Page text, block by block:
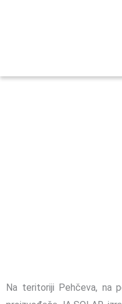
Na teritoriji Pehčeva, na